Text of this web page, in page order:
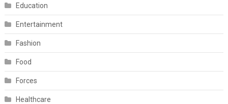
Education
Entertainment
Fashion
Food
Forces
Healthcare